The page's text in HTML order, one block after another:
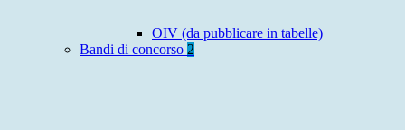
OIV (da pubblicare in tabelle)
Bandi di concorso 2